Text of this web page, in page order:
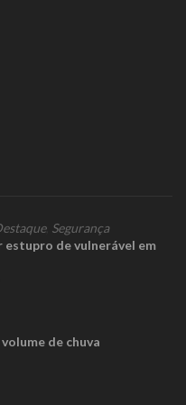
, Segurança
estupro de vulnerável em
de chuva